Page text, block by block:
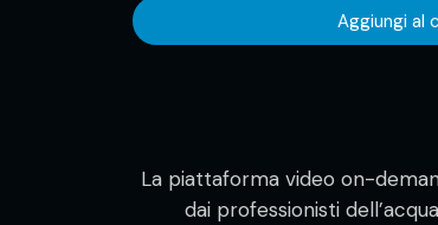
Aggiungi al
La piattaforma video on-
dai professionisti